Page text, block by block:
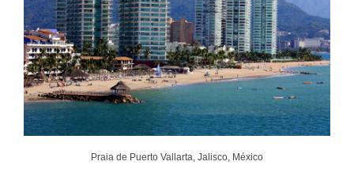
Praia de Puerto Vallarta, Jalisco, México